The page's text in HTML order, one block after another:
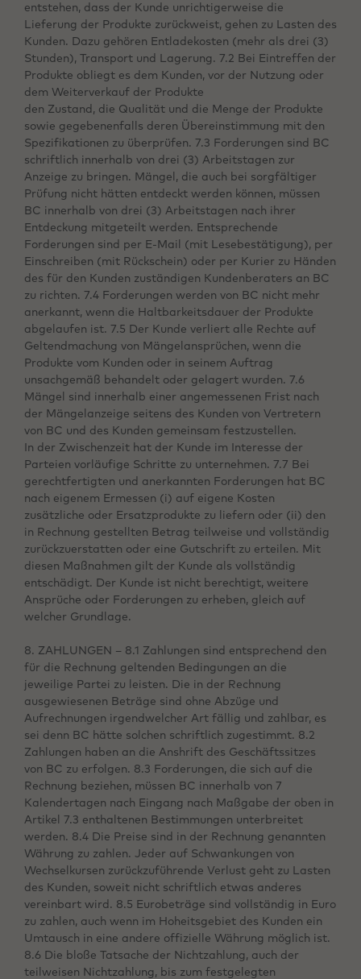
entstehen, dass der Kunde unrichtigerweise die
Lieferung der Produkte zurückweist, gehen zu Lasten des
Kunden. Dazu gehören Entladekosten (mehr als drei (3)
Stunden), Transport und Lagerung. 7.2 Bei Eintreffen der
Produkte obliegt es dem Kunden, vor der Nutzung oder
dem Weiterverkauf der Produkte
den Zustand, die Qualität und die Menge der Produkte
sowie gegebenenfalls deren Übereinstimmung mit den
Spezifikationen zu überprüfen. 7.3 Forderungen sind BC
schriftlich innerhalb von drei (3) Arbeitstagen zur
Anzeige zu bringen. Mängel, die auch bei sorgfältiger
Prüfung nicht hätten entdeckt werden können, müssen
BC innerhalb von drei (3) Arbeitstagen nach ihrer
Entdeckung mitgeteilt werden. Entsprechende
Forderungen sind per E-Mail (mit Lesebestätigung), per
Einschreiben (mit Rückschein) oder per Kurier zu Händen
des für den Kunden zuständigen Kundenberaters an BC
zu richten. 7.4 Forderungen werden von BC nicht mehr
anerkannt, wenn die Haltbarkeitsdauer der Produkte
abgelaufen ist. 7.5 Der Kunde verliert alle Rechte auf
Geltendmachung von Mängelansprüchen, wenn die
Produkte vom Kunden oder in seinem Auftrag
unsachgemäß behandelt oder gelagert wurden. 7.6
Mängel sind innerhalb einer angemessenen Frist nach
der Mängelanzeige seitens des Kunden von Vertretern
von BC und des Kunden gemeinsam festzustellen.
In der Zwischenzeit hat der Kunde im Interesse der
Parteien vorläufige Schritte zu unternehmen. 7.7 Bei
gerechtfertigten und anerkannten Forderungen hat BC
nach eigenem Ermessen (i) auf eigene Kosten
zusätzliche oder Ersatzprodukte zu liefern oder (ii) den
in Rechnung gestellten Betrag teilweise und vollständig
zurückzuerstatten oder eine Gutschrift zu erteilen. Mit
diesen Maßnahmen gilt der Kunde als vollständig
entschädigt. Der Kunde ist nicht berechtigt, weitere
Ansprüche oder Forderungen zu erheben, gleich auf
welcher Grundlage.
8. ZAHLUNGEN – 8.1 Zahlungen sind entsprechend den
für die Rechnung geltenden Bedingungen an die
jeweilige Partei zu leisten. Die in der Rechnung
ausgewiesenen Beträge sind ohne Abzüge und
Aufrechnungen irgendwelcher Art fällig und zahlbar, es
sei denn BC hätte solchen schriftlich zugestimmt. 8.2
Zahlungen haben an die Anshrift des Geschäftssitzes
von BC zu erfolgen. 8.3 Forderungen, die sich auf die
Rechnung beziehen, müssen BC innerhalb von 7
Kalendertagen nach Eingang nach Maßgabe der oben in
Artikel 7.3 enthaltenen Bestimmungen unterbreitet
werden. 8.4 Die Preise sind in der Rechnung genannten
Währung zu zahlen. Jeder auf Schwankungen von
Wechselkursen zurückzuführende Verlust geht zu Lasten
des Kunden, soweit nicht schriftlich etwas anderes
vereinbart wird. 8.5 Eurobeträge sind vollständig in Euro
zu zahlen, auch wenn im Hoheitsgebiet des Kunden ein
Umtausch in eine andere offizielle Währung möglich ist.
8.6 Die bloße Tatsache der Nichtzahlung, auch der
teilweisen Nichtzahlung, bis zum festgelegten